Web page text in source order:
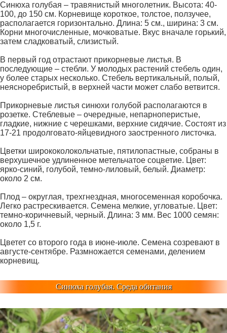
Синюха голубая – травянистый многолетник. Высота: 40-
100, до 150 см. Корневище короткое, толстое, ползучее,
располагается горизонтально. Длина: 5 см., ширина: 3 см.
Корни многочисленные, мочковатые. Вкус вначале горький,
затем сладковатый, слизистый.
В первый год отрастают прикорневые листья. В
последующие – стебли. У молодых растений стебель один,
у более старых несколько. Стебель вертикальный, полый,
неясноребристый, в верхней части может слабо ветвится.
Прикорневые листья синюхи голубой располагаются в
розетке. Стеблевые – очередные, непарноперистые,
гладкие, нижние с черешками, верхние сидячие. Состоят из
17-21 продолговато-яйцевидного заостренного листочка.
Цветки ширококолокольчатые, пятилопастные, собраны в
верхушечное удлиненное метельчатое соцветие. Цвет:
ярко-синий, голубой, темно-лиловый, белый. Диаметр:
около 2 см.
Плод – округлая, трехгнездная, многосеменная коробочка.
Легко растрескивается. Семена мелкие, угловатые. Цвет:
темно-коричневый, черный. Длина: 3 мм. Вес 1000 семян:
около 1,5 г.
Цветет со второго года в июне-июле. Семена созревают в
августе-сентябре. Размножается семенами, делением
корневищ.
Синюха голубая. Среда обитания